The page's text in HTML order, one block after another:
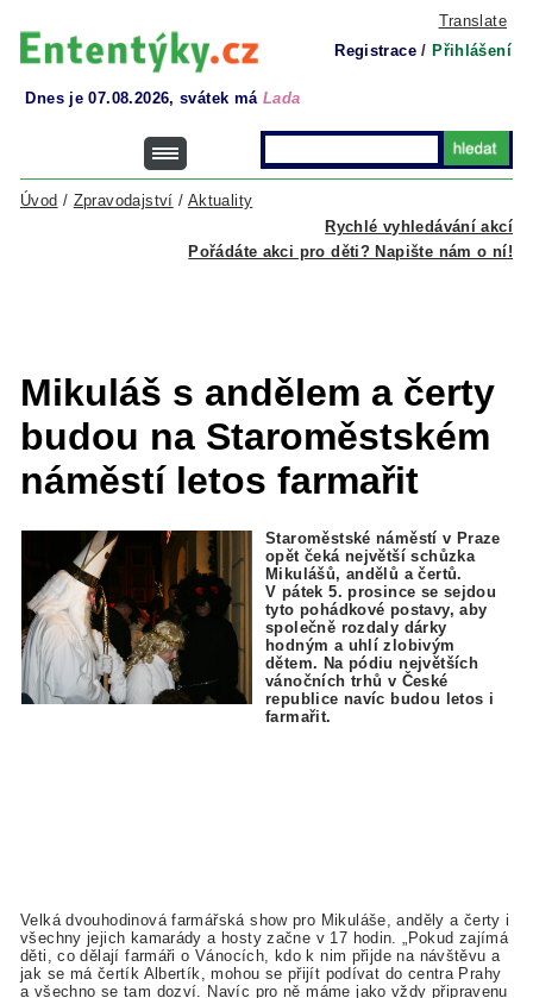
Translate
Registrace / Přihlášení
Dnes je 07.08.2026, svátek má Lada
Rychlé vyhledávání akcí
Úvod / Zpravodajství / Aktuality
Pořádáte akci pro děti? Napište nám o ní!
Mikuláš s andělem a čerty
budou na Staroměstském
náměstí letos farmařit
Staroměstské náměstí v Praze
opět čeká největší schůzka
Mikulášů, andělů a čertů.
V pátek 5. prosince se sejdou
tyto pohádkové postavy, aby
společně rozdaly dárky
hodným a uhlí zlobivým
dětem. Na pódiu největších
vánočních trhů v České
republice navíc budou letos i
farmařit.
Velká dvouhodinová farmářská show pro Mikuláše, anděly a čerty i
všechny jejich kamarády a hosty začne v 17 hodin. „Pokud zajímá
děti, co dělají farmáři o Vánocích, kdo k nim přijde na návštěvu a
jak se má čertík Albertík, mohou se přijít podívat do centra Prahy
a všechno se tam dozví. Navíc pro ně máme jako vždy připravenu